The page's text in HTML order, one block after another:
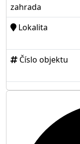
zahrada
Lokalita
Číslo objektu